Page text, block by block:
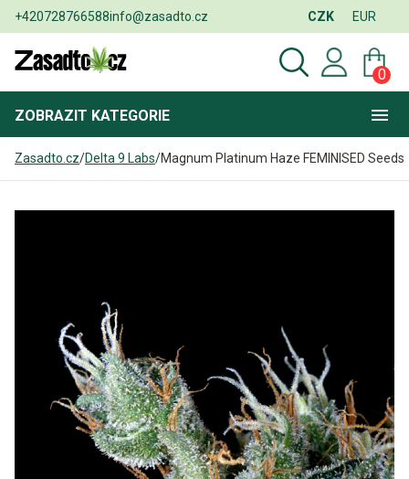
+420728766588info@zasadto.cz CZK EUR
0
ZOBRAZIT KATEGORIE
Zasadto.cz/Delta 9 Labs/Magnum Platinum Haze FEMINISED Seeds